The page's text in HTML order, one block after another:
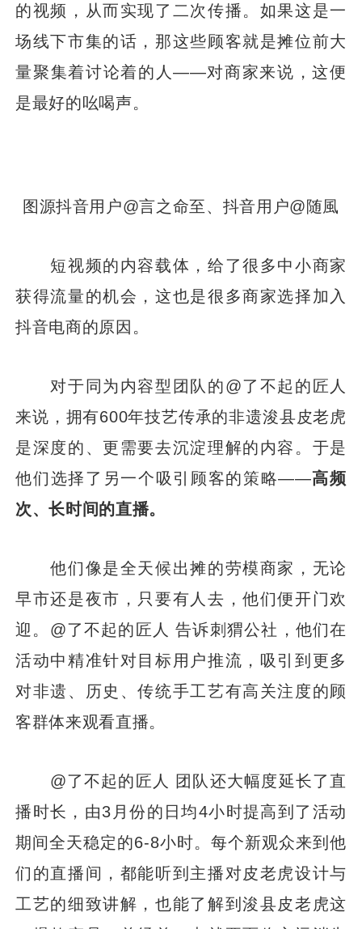
的视频，从而实现了二次传播。如果这是一
场线下市集的话，那这些顾客就是摊位前大
量聚集着讨论着的人——对商家来说，这便
是最好的吆喝声。
图源抖音用户@言之命至、抖音用户@随風
短视频的内容载体，给了很多中小商家
获得流量的机会，这也是很多商家选择加入
抖音电商的原因。
对于同为内容型团队的@了不起的匠人
来说，拥有600年技艺传承的非遗浚县皮老虎
是深度的、更需要去沉淀理解的内容。于是
他们选择了另一个吸引顾客的策略——高频
次、长时间的直播。
他们像是全天候出摊的劳模商家，无论
早市还是夜市，只要有人去，他们便开门欢
迎。@了不起的匠人 告诉刺猬公社，他们在
活动中精准针对目标用户推流，吸引到更多
对非遗、历史、传统手工艺有高关注度的顾
客群体来观看直播。
@了不起的匠人 团队还大幅度延长了直
播时长，由3月份的日均4小时提高到了活动
期间全天稳定的6-8小时。每个新观众来到他
们的直播间，都能听到主播对皮老虎设计与
工艺的细致讲解，也能了解到浚县皮老虎这